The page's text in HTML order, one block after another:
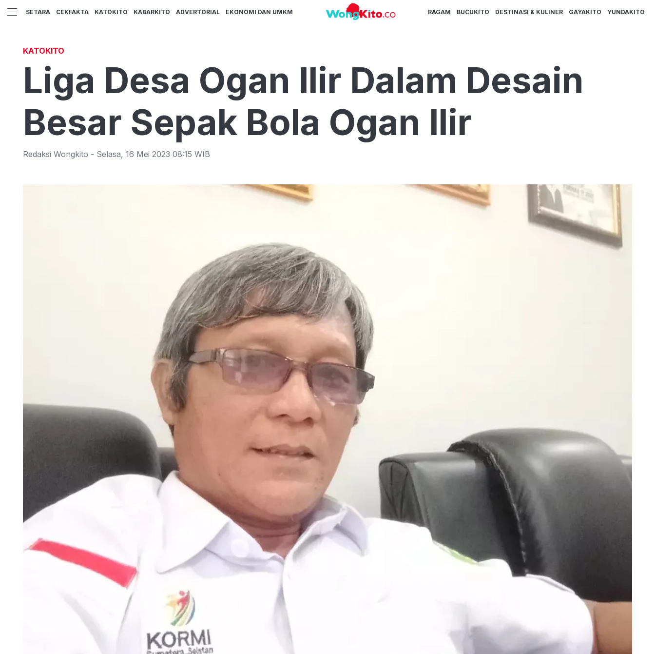
SETARA CEKFAKTA KATOKITO KABARKITO ADVERTORIAL EKONOMI DAN UMKM RAGAM BUCUKITO DESTINASI & KULINER GAYAKITO YUNDAKITO
KATOKITO
Liga Desa Ogan Ilir Dalam Desain
Besar Sepak Bola Ogan Ilir
Redaksi Wongkito - Selasa, 16 Mei 2023 08:15 WIB